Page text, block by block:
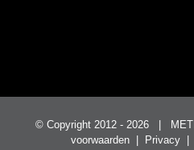
© Copyright 2012 - 2026 |
voorwaarden
Privacy |